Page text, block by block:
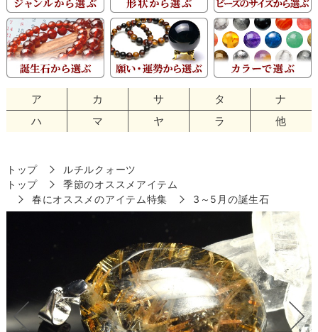
ア カ サ タ
ナ
ハ
マ ヤ ラ 他
トップ
ルチルクォーツ
トップ
季節のオススメアイテム
春にオススメのアイテム特集
3～5月の誕生石